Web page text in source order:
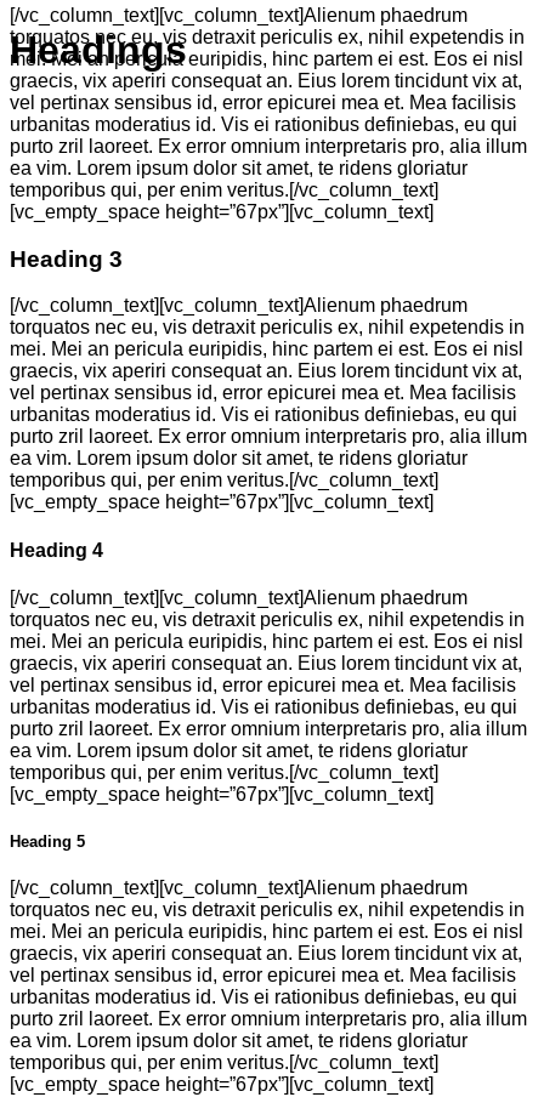
Headings
[/vc_column_text][vc_column_text]Alienum phaedrum
torquatos nec eu, vis detraxit periculis ex, nihil expetendis in
mei. Mei an pericula euripidis, hinc partem ei est. Eos ei nisl
graecis, vix aperiri consequat an. Eius lorem tincidunt vix at,
vel pertinax sensibus id, error epicurei mea et. Mea facilisis
urbanitas moderatius id. Vis ei rationibus definiebas, eu qui
purto zril laoreet. Ex error omnium interpretaris pro, alia illum
ea vim. Lorem ipsum dolor sit amet, te ridens gloriatur
temporibus qui, per enim veritus.[/vc_column_text]
[vc_empty_space height=”67px”][vc_column_text]
Heading 3
[/vc_column_text][vc_column_text]Alienum phaedrum
torquatos nec eu, vis detraxit periculis ex, nihil expetendis in
mei. Mei an pericula euripidis, hinc partem ei est. Eos ei nisl
graecis, vix aperiri consequat an. Eius lorem tincidunt vix at,
vel pertinax sensibus id, error epicurei mea et. Mea facilisis
urbanitas moderatius id. Vis ei rationibus definiebas, eu qui
purto zril laoreet. Ex error omnium interpretaris pro, alia illum
ea vim. Lorem ipsum dolor sit amet, te ridens gloriatur
temporibus qui, per enim veritus.[/vc_column_text]
[vc_empty_space height=”67px”][vc_column_text]
Heading 4
[/vc_column_text][vc_column_text]Alienum phaedrum
torquatos nec eu, vis detraxit periculis ex, nihil expetendis in
mei. Mei an pericula euripidis, hinc partem ei est. Eos ei nisl
graecis, vix aperiri consequat an. Eius lorem tincidunt vix at,
vel pertinax sensibus id, error epicurei mea et. Mea facilisis
urbanitas moderatius id. Vis ei rationibus definiebas, eu qui
purto zril laoreet. Ex error omnium interpretaris pro, alia illum
ea vim. Lorem ipsum dolor sit amet, te ridens gloriatur
temporibus qui, per enim veritus.[/vc_column_text]
[vc_empty_space height=”67px”][vc_column_text]
Heading 5
[/vc_column_text][vc_column_text]Alienum phaedrum
torquatos nec eu, vis detraxit periculis ex, nihil expetendis in
mei. Mei an pericula euripidis, hinc partem ei est. Eos ei nisl
graecis, vix aperiri consequat an. Eius lorem tincidunt vix at,
vel pertinax sensibus id, error epicurei mea et. Mea facilisis
urbanitas moderatius id. Vis ei rationibus definiebas, eu qui
purto zril laoreet. Ex error omnium interpretaris pro, alia illum
ea vim. Lorem ipsum dolor sit amet, te ridens gloriatur
temporibus qui, per enim veritus.[/vc_column_text]
[vc_empty_space height=”67px”][vc_column_text]